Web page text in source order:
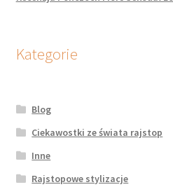
Kategorie
Blog
Ciekawostki ze świata rajstop
Inne
Rajstopowe stylizacje